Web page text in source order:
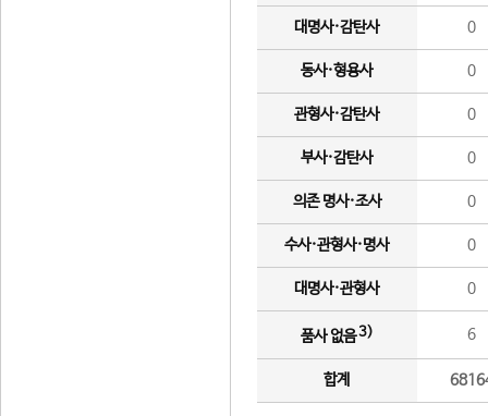
대명사·감탄사 0
동사·형용사 0
관형사·감탄사 0
부사·감탄사 0
의존 명사·조사 0
수사·관형사·명사 0
대명사·관형사 0
품사 없음3) 6
합계